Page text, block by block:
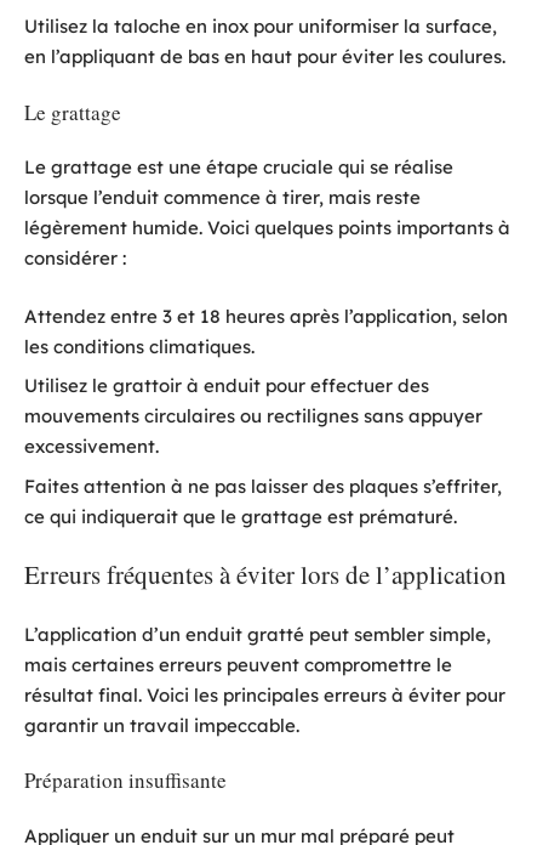
Utilisez la taloche en inox pour uniformiser la surface,
en l’appliquant de bas en haut pour éviter les coulures.
Le grattage
Le grattage est une étape cruciale qui se réalise
lorsque l’enduit commence à tirer, mais reste
légèrement humide. Voici quelques points importants à
considérer :
Attendez entre 3 et 18 heures après l’application, selon
les conditions climatiques.
Utilisez le grattoir à enduit pour effectuer des
mouvements circulaires ou rectilignes sans appuyer
excessivement.
Faites attention à ne pas laisser des plaques s’effriter,
ce qui indiquerait que le grattage est prématuré.
Erreurs fréquentes à éviter lors de l’application
L’application d’un enduit gratté peut sembler simple,
mais certaines erreurs peuvent compromettre le
résultat final. Voici les principales erreurs à éviter pour
garantir un travail impeccable.
Préparation insuffisante
Appliquer un enduit sur un mur mal préparé peut